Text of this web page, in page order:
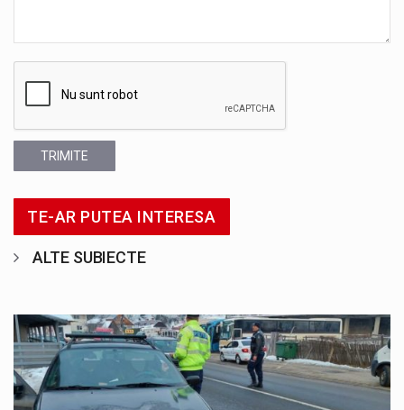
TRIMITE
TE-AR PUTEA INTERESA
ALTE SUBIECTE